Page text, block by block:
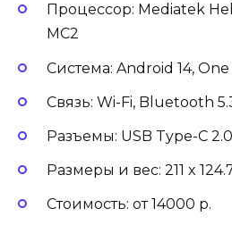
Процессор: Mediatek
MC2
Система: Android 14, One
Связь: Wi-Fi, Bluetooth
Разъемы: USB Type-C 2.0
Размеры и вес: 211 x
Стоимость: от 14000 р.